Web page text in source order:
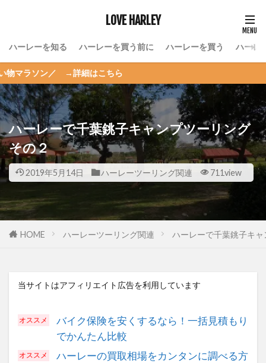
LOVE HARLEY
ハーレーを知る ハーレーを買う前に ハーレーを買う ハーレ
詳細はこちら
ハーレーで千葉銚子キャンプツーリング
その２
2019年5月14日 ハーレーツーリング関連 711view
HOME ハーレーツーリング関連 ハーレーで千葉銚子キ
当サイトはアフィリエイト広告を利用しています
バイク保険を安くするなら！一括見積もり
でかんたん比較
ハーレーの買取相場をカンタンに調べる方